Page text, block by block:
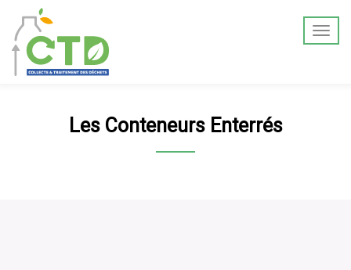
Les Conteneurs Enterrés